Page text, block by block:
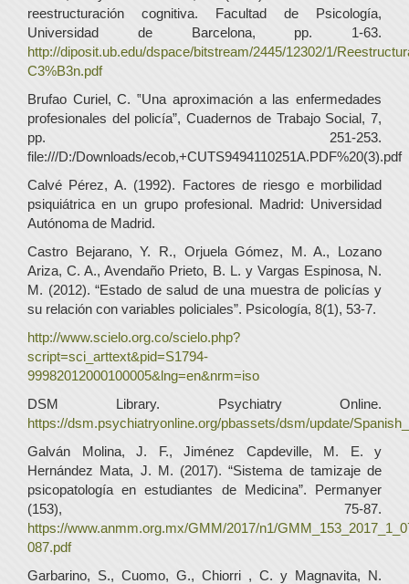
reestructuración cognitiva. Facultad de Psicología,
Universidad de Barcelona, pp. 1-63.
http://diposit.ub.edu/dspace/bitstream/2445/12302/1/
C3%B3n.pdf
Brufao Curiel, C. ‟Una aproximación a las enfermedades
profesionales del policía”, Cuadernos de Trabajo Social, 7,
pp. 251-253.
file:///D:/Downloads/ecob,+CUTS9494110251A.PDF%20(3).pdf
Calvé Pérez, A. (1992). Factores de riesgo e morbilidad
psiquiátrica en un grupo profesional. Madrid: Universidad
Autónoma de Madrid.
Castro Bejarano, Y. R., Orjuela Gómez, M. A., Lozano
Ariza, C. A., Avendaño Prieto, B. L. y Vargas Espinosa, N.
M. (2012). “Estado de salud de una muestra de policías y
su relación con variables policiales”. Psicología, 8(1), 53-7.
http://www.scielo.org.co/scielo.php?
script=sci_arttext&pid=S1794-
99982012000100005&lng=en&nrm=iso
DSM Library. Psychiatry Online.
https://dsm.psychiatryonline.org/pbassets/dsm/update/
Galván Molina, J. F., Jiménez Capdeville, M. E. y
Hernández Mata, J. M. (2017). “Sistema de tamizaje de
psicopatología en estudiantes de Medicina”. Permanyer
(153), 75-87.
https://www.anmm.org.mx/GMM/2017/n1/
087.pdf
Garbarino, S., Cuomo, G., Chiorri , C. y Magnavita, N.